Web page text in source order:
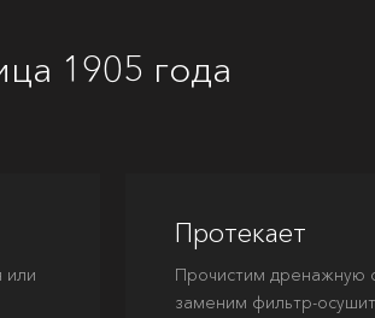
1905 года
или
Протекает
Прочистим дренажную
заменим фильтр-